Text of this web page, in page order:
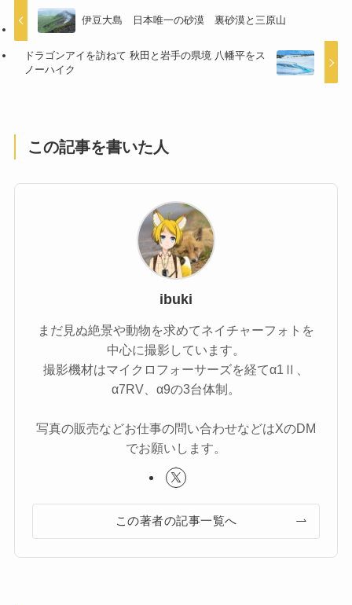
伊豆大島 日本唯一の砂漠 裏砂漠と三原山
ドラゴンアイを訪ねて 秋田と岩手の県境 八幡平をス
ノーハイク
この記事を書いた人
ibuki
まだ見ぬ絶景や動物を求めてネイチャーフォトを
中心に撮影しています。
撮影機材はマイクロフォーサーズを経てα1Ⅱ、
α7RV、α9の3台体制。
写真の販売などお仕事の問い合わせなどはXのDM
でお願いします。
この著者の記事一覧へ